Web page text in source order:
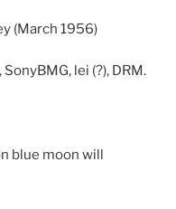
(March 1956)
lei (?), DRM.
blue moon will